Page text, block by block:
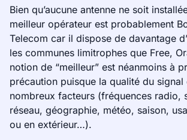
Bien qu’aucune antenne ne soit
meilleur opérateur est probablement
Telecom car il dispose de davantage
les communes limitrophes que Free,
notion de “meilleur” est néanmoins à
précaution puisque la qualité du signal
nombreux facteurs (fréquences radio,
réseau, géographie, météo, saison,
ou en extérieur…).